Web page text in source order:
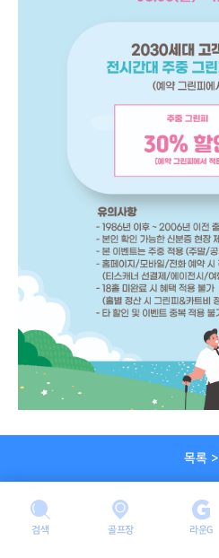
검색 골프장 라운G
목록 >